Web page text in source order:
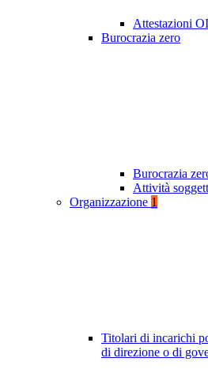
Attestazioni
Burocrazia zero
Burocrazia
Attività
Organizzazione 1
Titolari di incarichi
di direzione o di